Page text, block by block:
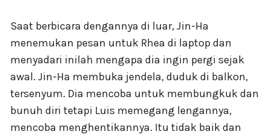
Saat berbicara dengannya di luar, Jin-Ha
menemukan pesan untuk Rhea di laptop dan
menyadari inilah mengapa dia ingin pergi sejak
awal. Jin-Ha membuka jendela, duduk di balkon,
tersenyum. Dia mencoba untuk membungkuk dan
bunuh diri tetapi Luis memegang lengannya,
mencoba menghentikannya. Itu tidak baik dan